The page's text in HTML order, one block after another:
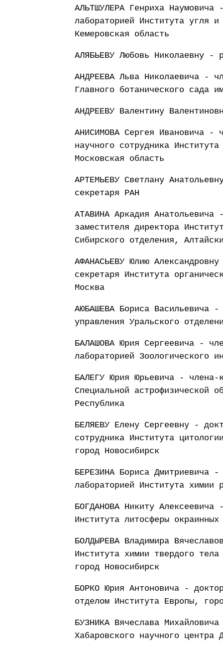
АЛЬТШУЛЕРА Генриха
лабораторией Института угля
Кемеровская область
АЛЯБЬЕВУ Любовь Николаевну -
АНДРЕЕВА Льва Николаевича -
Главного ботанического сада
АНДРЕЕВУ Валентину
АНИСИМОВА Сергея Ивановича -
научного сотрудника
Московская область
АРТЕМЬЕВУ Светлану
секретаря РАН
АТАВИНА Аркадия
заместителя директора
Сибирского отделения,
АФАНАСЬЕВУ Юлию
секретаря Института
Москва
АЮБАШЕВА Бориса Васильевича -
управления Уральского
БАЛАШОВА Юрия Сергеевича -
лабораторией Зоологического
БАЛЕГУ Юрия Юрьевича - члена-
Специальной астрофизической
Республика
БЕЛЯЕВУ Елену Сергеевну -
сотрудника Института
город Новосибирск
БЕРЕЗИНА Бориса Дмитриевича
лабораторией Института химии
БОГДАНОВА Никиту
Института литосферы
БОЛДЫРЕВА Владимира
Института химии твердого
город Новосибирск
БОРКО Юрия Антоновича -
отделом Института Европы,
БУЗНИКА Вячеслава
Хабаровского научного центра